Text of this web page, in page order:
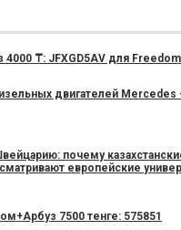
₸: JFXGD5AV для
двигателей Mercedes
почему
европейские
7500 тенге: 575851